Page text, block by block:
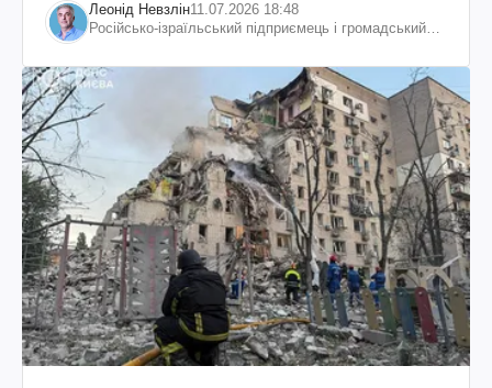
Леонід Невзлін11.07.2026 18:48
Російсько-ізраїльський підприємець і громадський